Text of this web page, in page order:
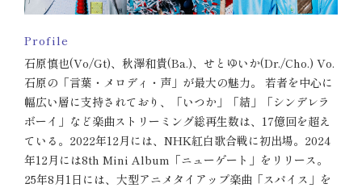
Profile
石原慎也(Vo/Gt)、秋澤和貴(Ba.)、せとゆいか(Dr./Cho.) Vo.
石原の「言葉・メロディ・声」が最大の魅力。 若者を中心に
幅広い層に支持されており、「いつか」「結」「シンデレラ
ボーイ」など楽曲ストリーミング総再生数は、17億回を超え
ている。2022年12月には、NHK紅白歌合戦に初出場。2024
年12月には8th Mini Album「ニューゲート」をリリース。
25年8月1日には、大型アニメタイアップ楽曲「スパイス」を